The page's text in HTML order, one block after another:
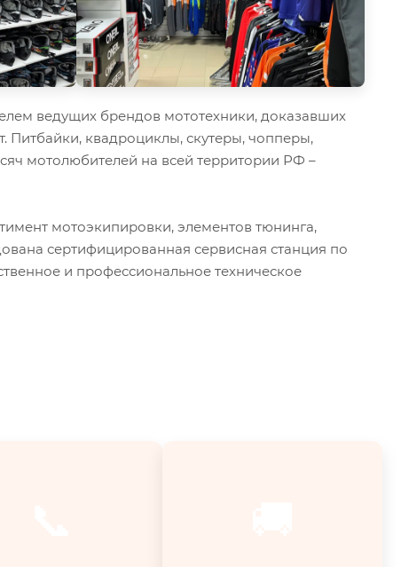
ведущих брендов мототехники, доказавших
Питбайки, квадроциклы, скутеры, чопперы,
мотолюбителей на всей территории РФ –
мотоэкипировки, элементов тюнинга,
сертифицированная сервисная станция по
и профессиональное техническое